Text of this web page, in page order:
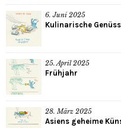
6. Juni 2025
Kulinarische
25. April 2025
Frühjahr
28. März 2025
Asiens geheime